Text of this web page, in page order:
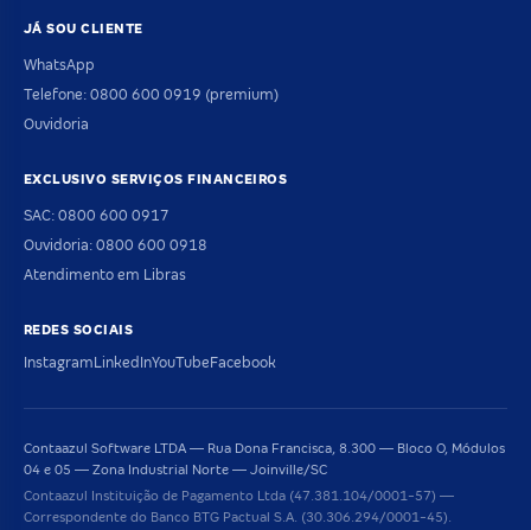
JÁ SOU CLIENTE
WhatsApp
Telefone: 0800 600 0919 (premium)
Ouvidoria
EXCLUSIVO SERVIÇOS FINANCEIROS
SAC: 0800 600 0917
Ouvidoria: 0800 600 0918
Atendimento em Libras
REDES SOCIAIS
Instagram LinkedInYouTube Facebook
Contaazul Software LTDA — Rua Dona Francisca, 8.300 — Bloco O, Módulos
04 e 05 — Zona Industrial Norte — Joinville/SC
Contaazul Instituição de Pagamento Ltda (47.381.104/0001-57) —
Correspondente do Banco BTG Pactual S.A. (30.306.294/0001-45).